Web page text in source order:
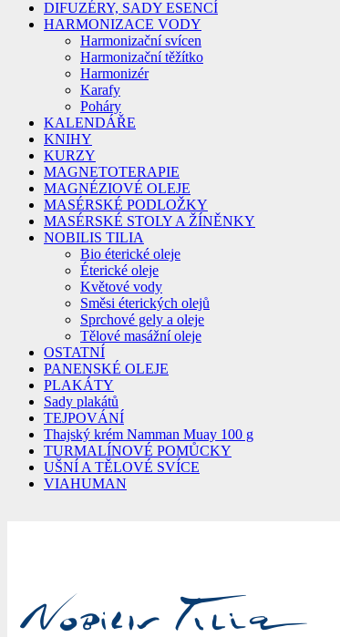
DIFUZÉRY, SADY ESENCÍ
HARMONIZACE VODY
Harmonizační svícen
Harmonizační těžítko
Harmonizér
Karafy
Poháry
KALENDÁŘE
KNIHY
KURZY
MAGNETOTERAPIE
MAGNÉZIOVÉ OLEJE
MASÉRSKÉ PODLOŽKY
MASÉRSKÉ STOLY A ŽÍNĚNKY
NOBILIS TILIA
Bio éterické oleje
Éterické oleje
Květové vody
Směsi éterických olejů
Sprchové gely a oleje
Tělové masážní oleje
OSTATNÍ
PANENSKÉ OLEJE
PLAKÁTY
Sady plakátů
TEJPOVÁNÍ
Thajský krém Namman Muay 100 g
TURMALÍNOVÉ POMŮCKY
UŠNÍ A TĚLOVÉ SVÍCE
VIAHUMAN